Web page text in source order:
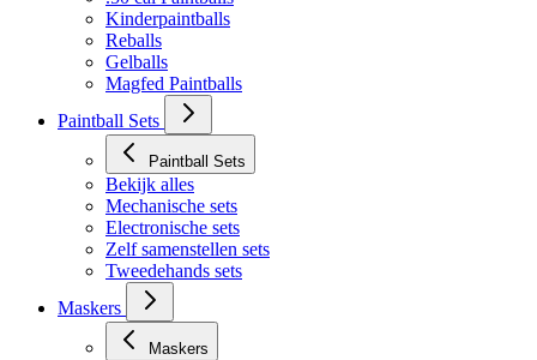
Kinderpaintballs
Reballs
Gelballs
Magfed Paintballs
Paintball Sets
Paintball Sets
Bekijk alles
Mechanische sets
Electronische sets
Zelf samenstellen sets
Tweedehands sets
Maskers
Maskers